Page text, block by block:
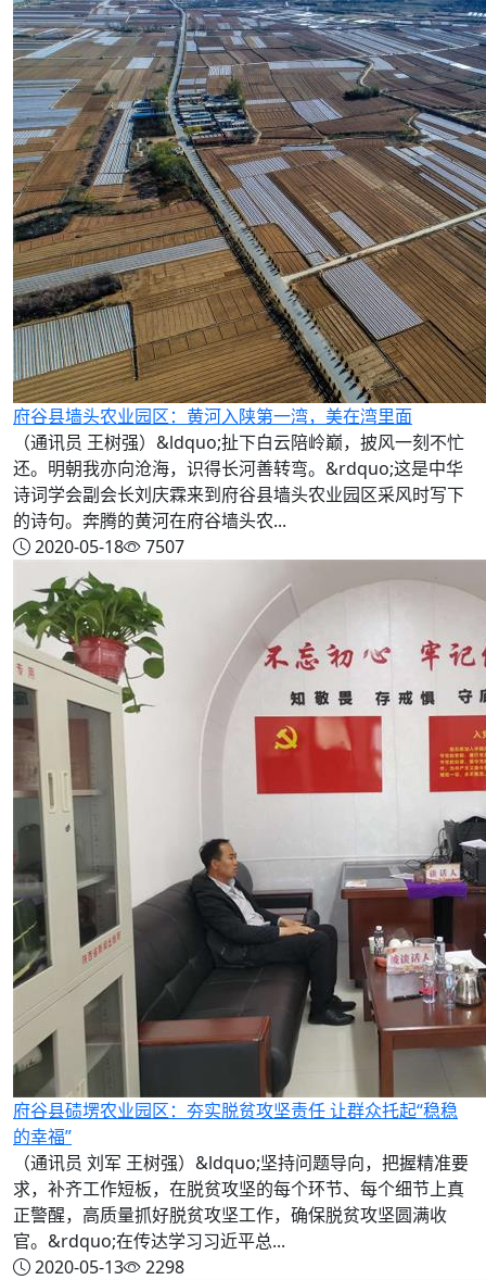
府谷县墙头农业园区：黄河入陕第一湾，美在湾里面
（通讯员 王树强）&ldquo;扯下白云陪岭巅，披风一刻不忙
还。明朝我亦向沧海，识得长河善转弯。&rdquo;这是中华
诗词学会副会长刘庆霖来到府谷县墙头农业园区采风时写下
的诗句。奔腾的黄河在府谷墙头农...
2020-05-18
7507
府谷县碛塄农业园区：夯实脱贫攻坚责任 让群众托起“稳稳
的幸福”
（通讯员 刘军 王树强）&ldquo;坚持问题导向，把握精准要
求，补齐工作短板，在脱贫攻坚的每个环节、每个细节上真
正警醒，高质量抓好脱贫攻坚工作，确保脱贫攻坚圆满收
官。&rdquo;在传达学习习近平总...
2020-05-13
2298